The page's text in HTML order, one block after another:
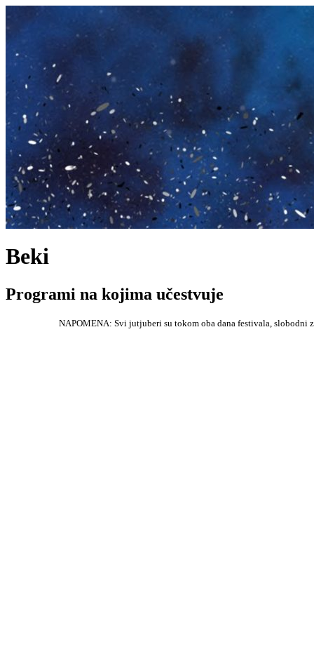
Beki
Programi na kojima učestvuje
NAPOMENA: Svi jutjuberi su tokom oba dana festivala, slobodni